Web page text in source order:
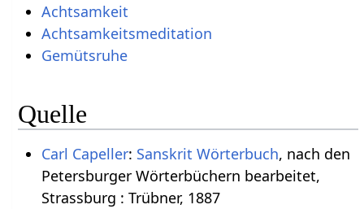
Achtsamkeit
Achtsamkeitsmeditation
Gemütsruhe
Quelle
Carl Capeller: Sanskrit Wörterbuch, nach den
Petersburger Wörterbüchern bearbeitet,
Strassburg : Trübner, 1887